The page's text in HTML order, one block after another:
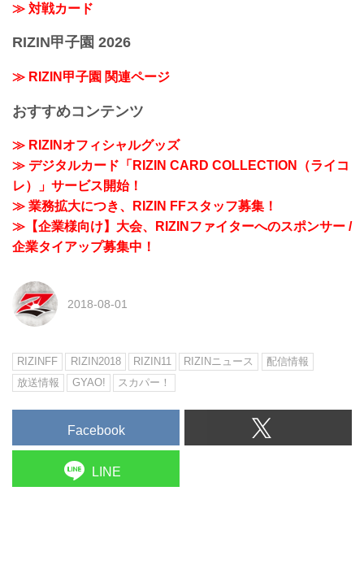
≫ 対戦カード
RIZIN甲子園 2026
≫ RIZIN甲子園 関連ページ
おすすめコンテンツ
≫ RIZINオフィシャルグッズ
≫ デジタルカード「RIZIN CARD COLLECTION（ライコ
レ）」サービス開始！
≫ 業務拡大につき、RIZIN FFスタッフ募集！
≫【企業様向け】大会、RIZINファイターへのスポンサー /
企業タイアップ募集中！
2018-08-01
RIZINFF RIZIN2018 RIZIN11 RIZINニュース
配信情報
放送情報
GYAO! スカパー！
Facebook
LINE